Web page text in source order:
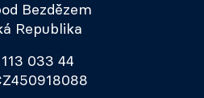
Bezdězem
Republika
033 44